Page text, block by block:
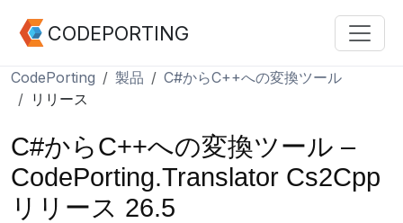
CODEPORTING
CodePorting 製品
C#からC++への変換ツール
リリース
C#からC++への変換ツール –
CodePorting.Translator Cs2Cpp
リリース 26.5